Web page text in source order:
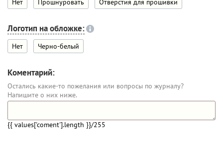
Нет Прошнуровать Отверстия для прошивки
Логотип на обложке:
Нет Черно-белый
Коментарий:
Остались какие-то пожелания или вопросы по журналу?
Напишите о них ниже.
{{ values['coment'].length }}/255